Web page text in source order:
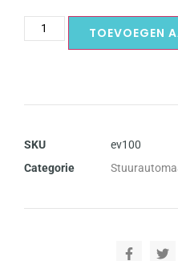
TOEVOEGEN
SKU
ev100
Categorie